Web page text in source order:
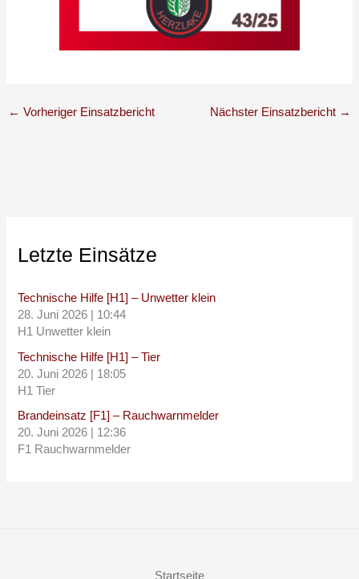
Letzte Einsätze
Technische Hilfe [H1] – Unwetter klein
28. Juni 2026 | 10:44
H1 Unwetter klein
Technische Hilfe [H1] – Tier
20. Juni 2026 | 18:05
H1 Tier
Brandeinsatz [F1] – Rauchwarnmelder
20. Juni 2026
12:36
F1 Rauchwarnmelder
← Vorheriger Einsatzbericht Nächster Einsatzbericht →
Startseite